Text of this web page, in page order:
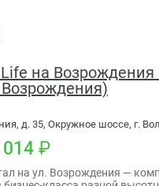
на Возрождения
д. 35, Окружное шоссе, г.
на ул. Возрождения —